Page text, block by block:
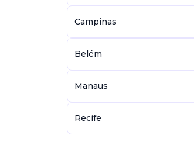
Atribuições: - Planejar e
instagram e google ads. -
Vaga De Analista De
analista de marketing
Progresso
Recife / PE
Campinas
Belém
Manaus
Recife